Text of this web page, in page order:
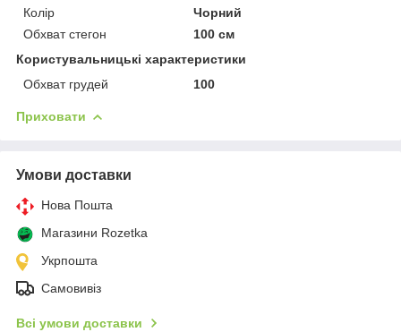
Колір
Чорний
Обхват стегон
100 см
Користувальницькі характеристики
Обхват грудей
100
Приховати
Умови доставки
Нова Пошта
Магазини Rozetka
Укрпошта
Самовивіз
Всі умови доставки